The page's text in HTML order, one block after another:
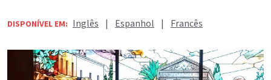
DISPONÍVEL EM: Inglês | Espanhol | Francês